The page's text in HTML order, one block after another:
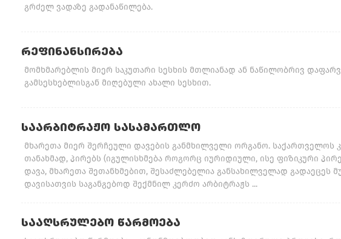
გრძელ ვადაზე გადანაწილება.
ᲠᲔᲤᲘᲜᲐᲜᲡᲘᲠᲔᲑᲐ
მომხმარებლის მიერ საკუთარი სესხის მთლიანად ან ნაწილობრივ
გამსესხებლისგან მიღებული ახალი სესხით.
ᲡᲐᲐᲠᲑᲘᲢᲠᲐᲟᲝ ᲡᲐᲡᲐᲛᲐᲠᲗᲚᲝ
მხარეთა მიერ შერჩეული დავების განმხილველი ორგანო. საქართველოს
თანახმად, პირებს (იგულისხმება როგორც იურიდიული, ისე ფიზიკური
დავა, მხარეთა შეთანხმებით, შესაძლებელია განსახილველად გადაეცეს
დავისათვის საგანგებოდ შექმნილ კერძო არბიტრაჟს ...
ᲡᲐᲐᲦᲡᲠᲣᲚᲔᲑᲝ ᲬᲐᲠᲛᲝᲔᲑᲐ